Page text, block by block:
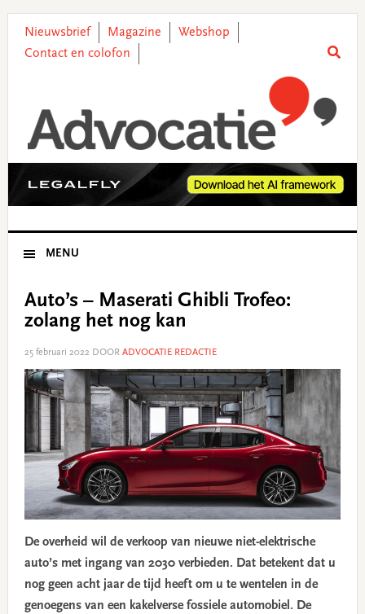
primary
main
primary
footer
Nieuwsbrief Magazine
Webshop
Contact en colofon
MENU
Auto’s – Maserati Ghibli Trofeo:
zolang het nog kan
25 februari 2022DOOR ADVOCATIE REDACTIE
De overheid wil de verkoop van nieuwe niet-elektrische
auto’s met ingang van 2030 verbieden. Dat betekent dat u
nog geen acht jaar de tijd heeft om u te wentelen in de
genoegens van een kakelverse fossiele automobiel. De